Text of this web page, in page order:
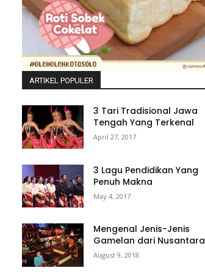
ARTIKEL POPULER
3 Tari Tradisional Jawa
Tengah Yang Terkenal
April 27, 2017
3 Lagu Pendidikan Yang
Penuh Makna
May 4, 2017
Mengenal Jenis-Jenis
Gamelan dari Nusantara
August 9, 2018